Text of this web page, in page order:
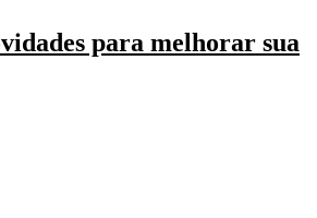
para melhorar sua